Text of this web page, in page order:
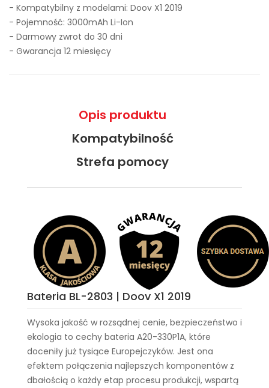
- Kompatybilny z modelami: Doov X1 2019
- Pojemność: 3000mAh Li-Ion
- Darmowy zwrot do 30 dni
- Gwarancja 12 miesięcy
Opis produktu
Kompatybilność
Strefa pomocy
Bateria BL-2803 | Doov X1 2019
Wysoka jakość w rozsądnej cenie, bezpieczeństwo i
ekologia to cechy bateria A20-330P1A, które
doceniły już tysiące Europejczyków. Jest ona
efektem połączenia najlepszych komponentów z
dbałością o każdy etap procesu produkcji, wspartą